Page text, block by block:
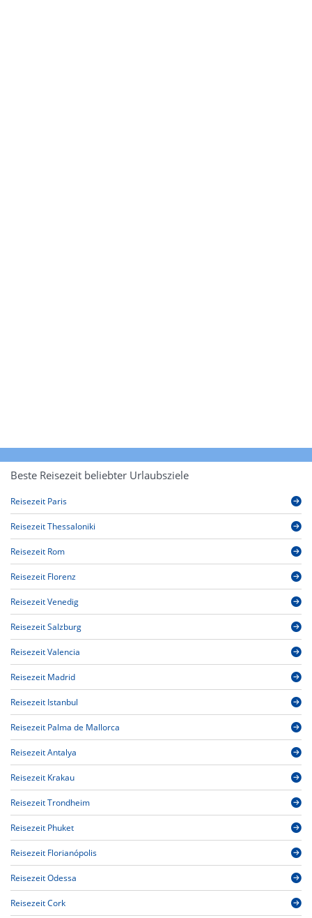
Beste Reisezeit beliebter Urlaubsziele
Reisezeit Paris
Reisezeit Thessaloniki
Reisezeit Rom
Reisezeit Florenz
Reisezeit Venedig
Reisezeit Salzburg
Reisezeit Valencia
Reisezeit Madrid
Reisezeit Istanbul
Reisezeit Palma de Mallorca
Reisezeit Antalya
Reisezeit Krakau
Reisezeit Trondheim
Reisezeit Phuket
Reisezeit Florianópolis
Reisezeit Odessa
Reisezeit Cork